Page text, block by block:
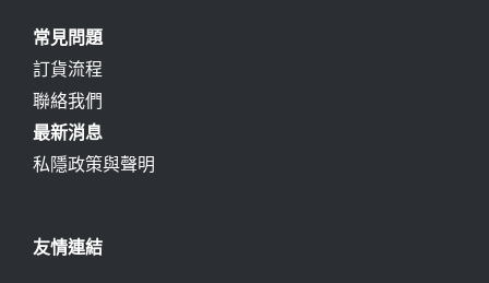
常見問題
訂貨流程
聯絡我們
最新消息
私隱政策與聲明
友情連結